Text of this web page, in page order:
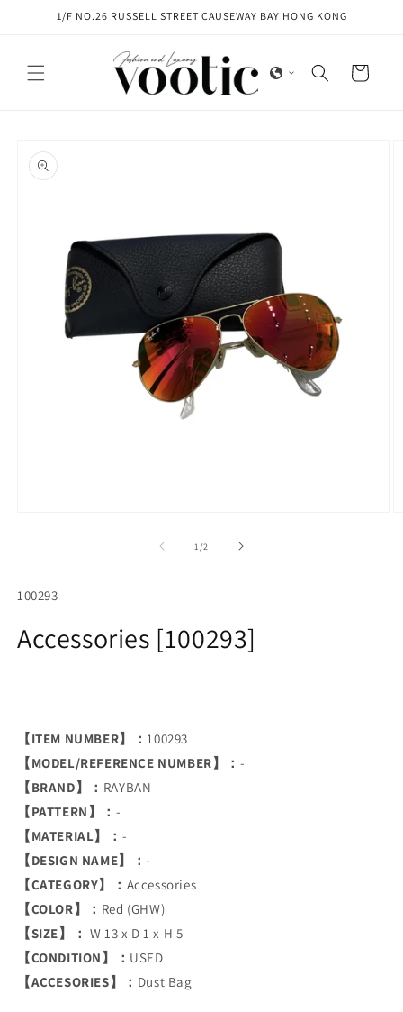
Skip to1/F NO.26 RUSSELL STREET CAUSEWAY BAY HONG KONG
Cart
product
information
1/of2
SKU:
100293
Accessories [100293]
【ITEM NUMBER】：100293
【MODEL/REFERENCE NUMBER】： -
【BRAND】： RAYBAN
【PATTERN】： -
【MATERIAL】： -
【DESIGN NAME】：-
【CATEGORY】： Accessories
【COLOR】： Red (GHW)
【SIZE】： W 13 x D 1 x H 5
【CONDITION】： USED
【ACCESORIES】： Dust Bag